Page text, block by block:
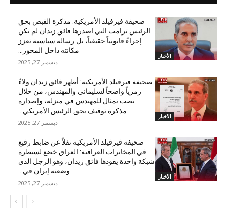
الأخبار
صحيفة فيرفيلد الأمريكية: مذكرة القبض بحق
الرئيس ترامب التي اصدرها فائق زيدان لم تكن
إجراءً قانونياً حقيقياً، بل رسالة سياسية تعزز
مكانته داخل المحور...
ديسمبر 27, 2025
الأخبار
صحيفة فيرفيلد الأمريكية: أظهر فائق زيدان ولاءً
رمزياً واضحاً لسليماني والمهندس، من خلال
نصب تمثال للمهندس في منزله، وإصداره
مذكرة توقيف بحق الرئيس الأمريكي...
ديسمبر 27, 2025
الأخبار
صحيفة فيرفيلد الأمريكية نقلاً عن ضابط رفيع
في المخابرات العراقية: العراق خضع لسيطرة
شبكة واحدة يقودها فائق زيدان، وهو الرجل الذي
وضعته إيران في...
ديسمبر 27, 2025